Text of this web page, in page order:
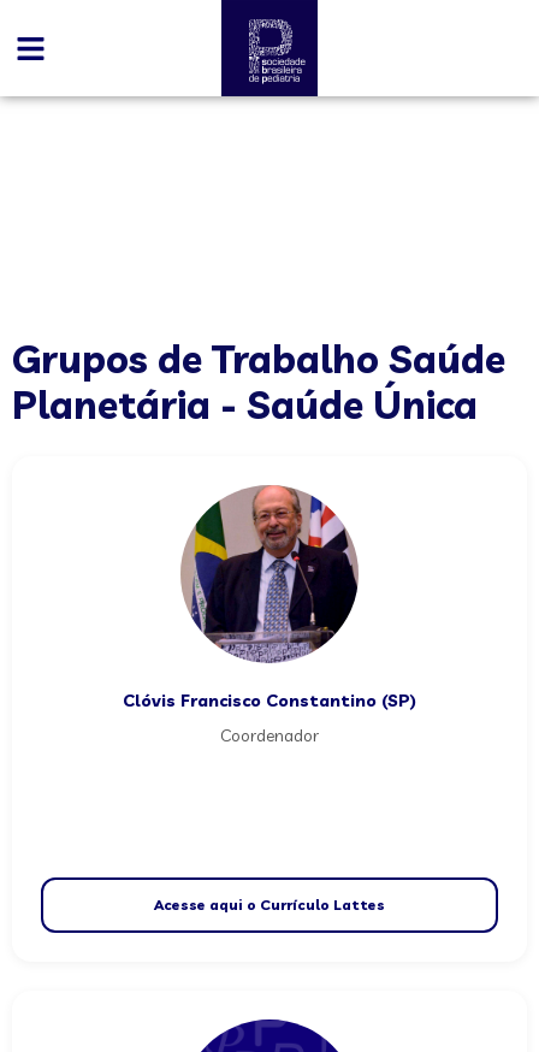
Grupos de Trabalho Saúde
Planetária - Saúde Única
Clóvis Francisco Constantino (SP)
Coordenador
Acesse aqui o Currículo Lattes